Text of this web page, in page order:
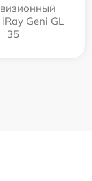
Geni GL
35